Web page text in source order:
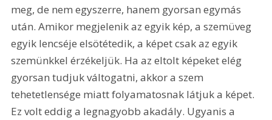
meg, de nem egyszerre, hanem gyorsan egymás
után. Amikor megjelenik az egyik kép, a szemüveg
egyik lencséje elsötétedik, a képet csak az egyik
szemünkkel érzékeljük. Ha az eltolt képeket elég
gyorsan tudjuk váltogatni, akkor a szem
tehetetlensége miatt folyamatosnak látjuk a képet.
Ez volt eddig a legnagyobb akadály. Ugyanis a